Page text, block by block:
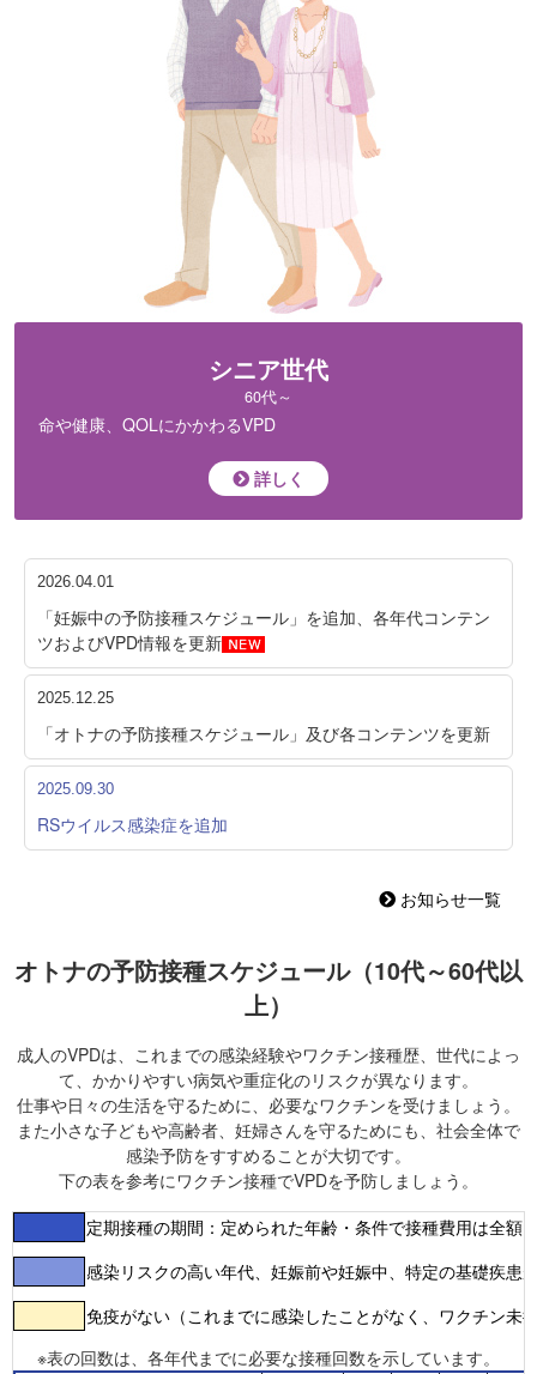
シニア世代
60代～
命や健康、QOLにかかわるVPD
詳しく
2026.04.01
「妊娠中の予防接種スケジュール」を追加、各年代コンテン
ツおよびVPD情報を更新
2025.12.25
「オトナの予防接種スケジュール」及び各コンテンツを更新
2025.09.30
RSウイルス感染症を追加
お知らせ一覧
オトナの予防接種スケジュール（10代～60代以
上）
成人のVPDは、これまでの感染経験やワクチン接種歴、世代によっ
て、かかりやすい病気や重症化のリスクが異なります。
仕事や日々の生活を守るために、必要なワクチンを受けましょう。
また小さな子どもや高齢者、妊婦さんを守るためにも、社会全体で
感染予防をすすめることが大切です。
下の表を参考にワクチン接種でVPDを予防しましょう。
定期接種の期間：定められた年齢・条件で接種費用は全額
感染リスクの高い年代、妊娠前や妊娠中、特定の基礎疾患
免疫がない（これまでに感染したことがなく、ワクチン未
※表の回数は、各年代までに必要な接種回数を示しています。